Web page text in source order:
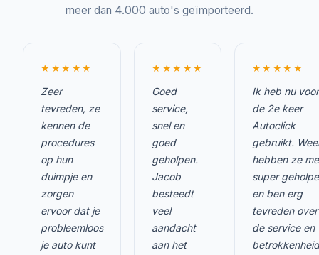
meer dan 4.000 auto's geïmporteerd.
★★★★★
Zeer
tevreden, ze
kennen de
procedures
op hun
duimpje en
zorgen
ervoor dat je
probleemloos
je auto kunt
★★★★★
Goed
service,
snel en
goed
geholpen.
Jacob
besteedt
veel
aandacht
aan het
★★★★★
Ik heb nu voor
de 2e keer
Autoclick
gebruikt.
hebben ze me
super
en ben erg
tevreden over
de service en